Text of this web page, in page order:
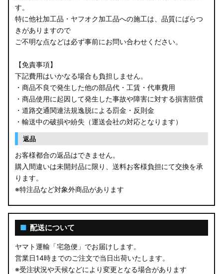
す。
特に他社加工品・ヤフオク加工品への施工は、品質にばらつ
きがありますので
ご不明な点などは必ず事前にお問い合わせください。
【免責事項】
下記費用はいかなる場合も負担しません。
・商品不良で発生した他の部品代・工賃・代車費用
・商品使用に起因して発生した事故や障害に対する損害賠償
・道路交通関連法規逸脱による罰金・反則金
・輸送中の破損や紛失（運送会社の対応となります）
返品
お客様都合の返品はできません。
購入間違いは未開封品に限り、送料お客様負担にて交換を承
ります。
※特注品など対象外商品があります
■ 配送について
ヤマト運輸「宅急便」でお届けします。
営業日14時までのご注文で当日出荷いたします。
※受注状況や天候などにより変更となる場合があります